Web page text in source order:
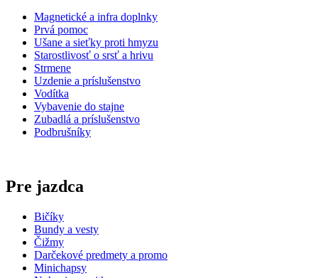
Magnetické a infra doplnky
Prvá pomoc
Ušane a sieťky proti hmyzu
Starostlivosť o srsť a hrivu
Strmene
Uzdenie a príslušenstvo
Vodítka
Vybavenie do stajne
Zubadlá a príslušenstvo
Podbrušníky
Pre jazdca
Bičíky
Bundy a vesty
Čižmy
Darčekové predmety a promo
Minichapsy